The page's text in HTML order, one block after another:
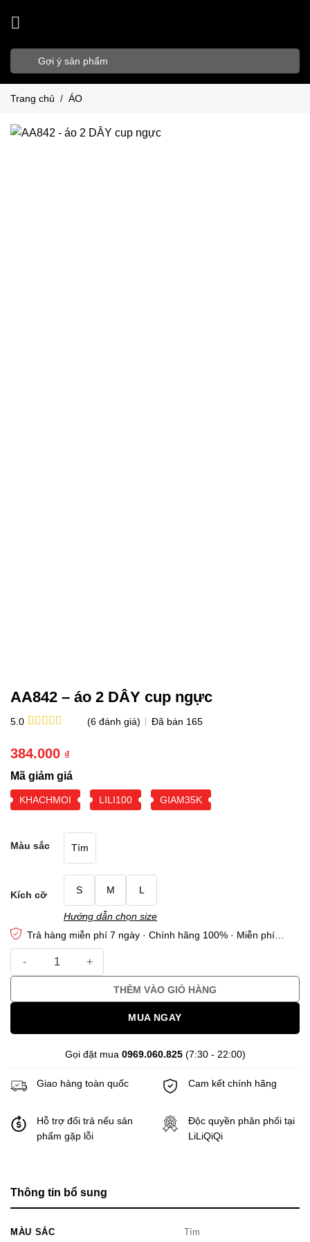
qua
kiếm:
Trang chủ / ÁO
AA842 – áo 2 DÂY cup ngực
5.0
dựa trên
đánh giá
(6đánh giá) Đã bán 165
384.000 ₫
Mã giảm giá
KHACHMOI LILI100 GIAM35K
Màu sắc Tím
Kích cỡ S M L
Hướng dẫn chọn size
Trả hàng miễn phí 7 ngày · Chính hãng 100% · Miễn phí
vận chuyển · Bảo hiểm Thời trang
AA842 - áo 2 DÂY cup ngực số lượng
THÊM VÀO GIỎ HÀNG
MUA NGAY
Gọi đặt mua 0969.060.825(7:30 - 22:00)
Giao hàng toàn quốc Cam kết chính hãng
Hỗ trợ đổi trả nếu sản
phẩm gặp lỗi
Độc quyền phân phối tại
LiLiQiQi
Thông tin bổ sung
MÀU SẮC Tím